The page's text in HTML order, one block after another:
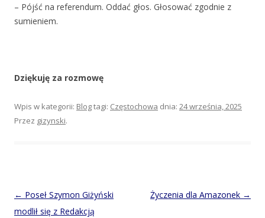
– Pójść na referendum. Oddać głos. Głosować zgodnie z
sumieniem.
Dziękuję za rozmowę
Wpis w kategorii: Blogtagi: Częstochowa dnia: 24 września, 2025
Przez gizynski.
Post
navigation
← Poseł Szymon Giżyński
modlił się z Redakcją
Życzenia dla Amazonek →